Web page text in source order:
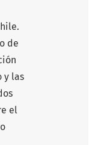
de
y las
el